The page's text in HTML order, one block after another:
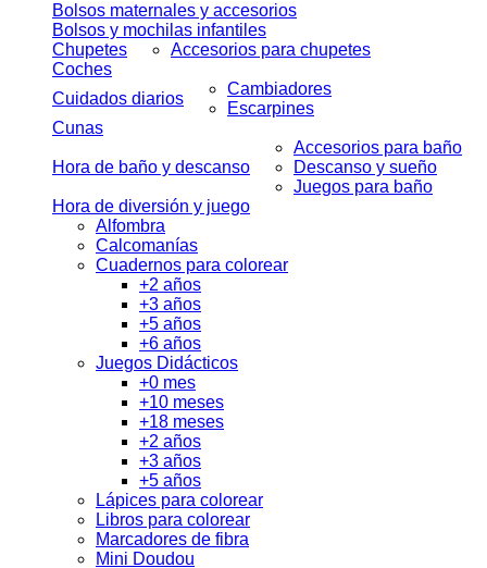
Bolsos maternales y accesorios
Bolsos y mochilas infantiles
Chupetes
Accesorios para chupetes
Coches
Cuidados diarios
Cambiadores
Escarpines
Cunas
Hora de baño y descanso
Accesorios para baño
Descanso y sueño
Juegos para baño
Hora de diversión y juego
Alfombra
Calcomanías
Cuadernos para colorear
+2 años
+3 años
+5 años
+6 años
Juegos Didácticos
+0 mes
+10 meses
+18 meses
+2 años
+3 años
+5 años
Lápices para colorear
Libros para colorear
Marcadores de fibra
Mini Doudou